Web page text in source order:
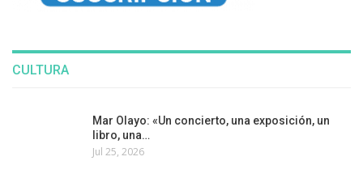
CULTURA
Mar Olayo: «Un concierto, una exposición, un
libro, una…
Jul 25, 2026